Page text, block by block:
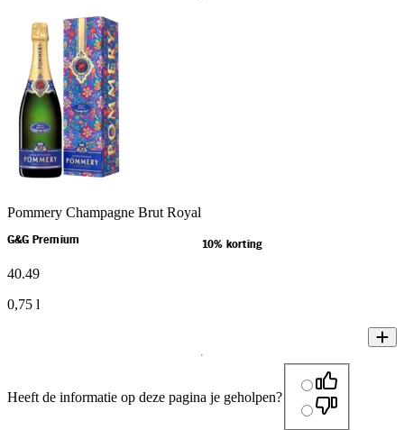
Pommery Champagne Brut Royal
G&G Premium 10% korting
40.49
0,75 l
Heeft de informatie op deze pagina je geholpen?